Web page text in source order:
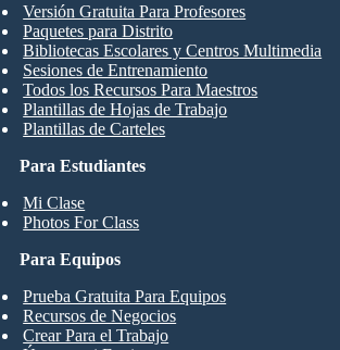
Para Estudiantes
Mi Clase
Photos For Class
Versión Gratuita Para Profesores
Paquetes para Distrito
Bibliotecas Escolares y Centros Multimedia
Sesiones de Entrenamiento
Todos los Recursos Para Maestros
Plantillas de Hojas de Trabajo
Plantillas de Carteles
Para Equipos
Prueba Gratuita Para Equipos
Recursos de Negocios
Crear Para el Trabajo